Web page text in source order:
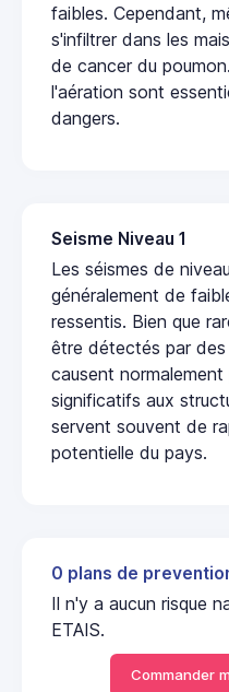
faibles. Cependant,
s'infiltrer dans les
de cancer du
l'aération sont
dangers.
Seisme Niveau 1
Les séismes de
généralement de
ressentis. Bien que
être détectés par des
causent
significatifs aux
servent souvent de
potentielle du pays.
0 plans de
Il n'y a aucun risque
ETAIS.
Commander